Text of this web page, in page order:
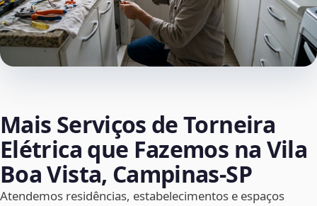
Mais Serviços de Torneira
Elétrica que Fazemos na Vila
Boa Vista, Campinas‑SP
Atendemos residências, estabelecimentos e espaços